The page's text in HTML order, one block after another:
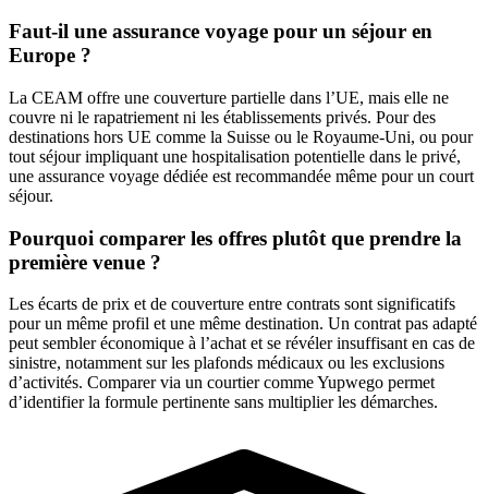
Faut-il une assurance voyage pour un séjour en
Europe ?
La CEAM offre une couverture partielle dans l’UE, mais elle ne
couvre ni le rapatriement ni les établissements privés. Pour des
destinations hors UE comme la Suisse ou le Royaume-Uni, ou pour
tout séjour impliquant une hospitalisation potentielle dans le privé,
une assurance voyage dédiée est recommandée même pour un court
séjour.
Pourquoi comparer les offres plutôt que prendre la
première venue ?
Les écarts de prix et de couverture entre contrats sont significatifs
pour un même profil et une même destination. Un contrat pas adapté
peut sembler économique à l’achat et se révéler insuffisant en cas de
sinistre, notamment sur les plafonds médicaux ou les exclusions
d’activités. Comparer via un courtier comme Yupwego permet
d’identifier la formule pertinente sans multiplier les démarches.